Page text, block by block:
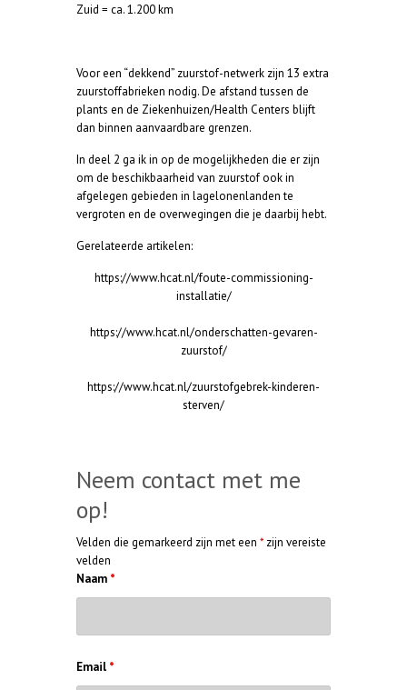
Zuid = ca. 1.200 km
Voor een “dekkend” zuurstof-netwerk zijn 13 extra
zuurstoffabrieken nodig. De afstand tussen de
plants en de Ziekenhuizen/Health Centers blijft
dan binnen aanvaardbare grenzen.
In deel 2 ga ik in op de mogelijkheden die er zijn
om de beschikbaarheid van zuurstof ook in
afgelegen gebieden in lagelonenlanden te
vergroten en de overwegingen die je daarbij hebt.
Gerelateerde artikelen:
https://www.hcat.nl/foute-commissioning-
installatie/
https://www.hcat.nl/onderschatten-gevaren-
zuurstof/
https://www.hcat.nl/zuurstofgebrek-kinderen-
sterven/
Neem contact met me
op!
Velden die gemarkeerd zijn met een * zijn vereiste
velden
Naam *
Email *